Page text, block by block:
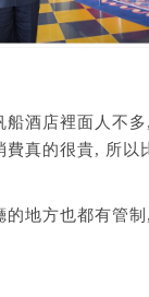
酒店裡面人不
真的很貴, 所以
地方也都有管